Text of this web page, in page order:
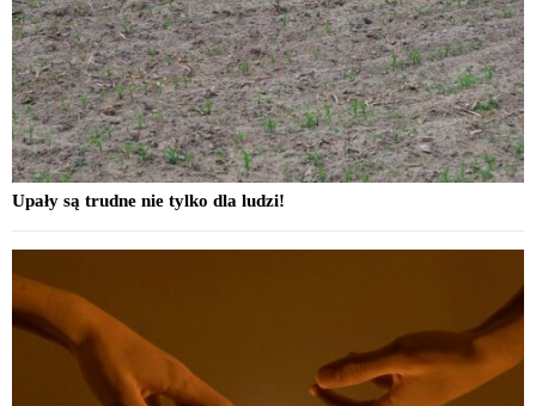
Upały są trudne nie tylko dla ludzi!